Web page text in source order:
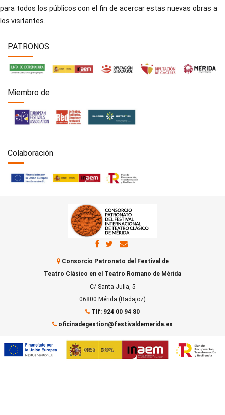
para todos los públicos con el fin de acercar estas nuevas obras a
los visitantes.
PATRONOS
Miembro de
Colaboración
Consorcio Patronato del Festival de
Teatro Clásico en el Teatro Romano de Mérida
C/ Santa Julia, 5
06800 Mérida (Badajoz)
Tlf: 924 00 94 80
oficinadegestion@festivaldemerida.es